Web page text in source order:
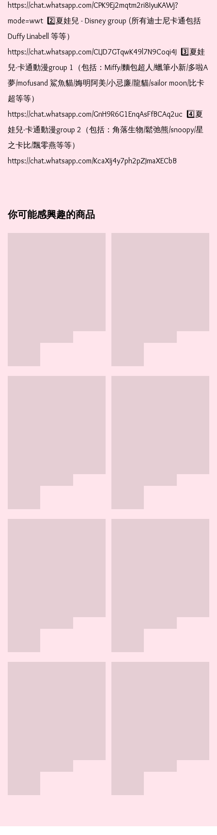
https://chat.whatsapp.com/CPK9Ej2mqtm2ri8IyuKAWj?
mode=wwt  2️⃣夏娃兒 - Disney group (所有迪士尼卡通包括
Duffy Linabell 等等）
https://chat.whatsapp.com/CLJD7GTqwK49l7N9Coqi4J  3️⃣夏娃
兒-卡通動漫group 1（包括：Miffy/麵包超人/蠟筆小新/多啦A
夢/mofusand 鯊魚貓/娒明阿美/小忌廉/龍貓/sailor moon/比卡
超等等）
https://chat.whatsapp.com/GnH9R6G1EnqAsFfBCAq2uc  4️⃣夏
娃兒-卡通動漫group 2（包括：角落生物/鬆弛熊/snoopy/星
之卡比/飄零燕等等）
https://chat.whatsapp.com/KcaXIj4y7ph2pZJmaXECbB
你可能感興趣的商品